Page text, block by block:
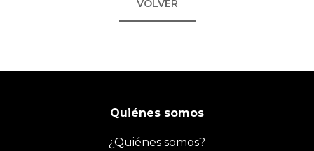
VOLVER
Quiénes somos
¿Quiénes somos?